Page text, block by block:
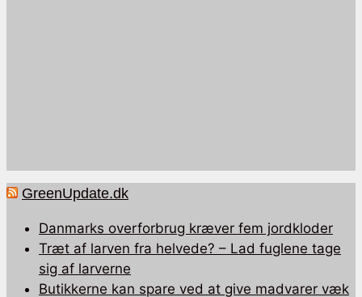
GreenUpdate.dk
Danmarks overforbrug kræver fem jordkloder
Træt af larven fra helvede? – Lad fuglene tage
sig af larverne
Butikkerne kan spare ved at give madvarer væk